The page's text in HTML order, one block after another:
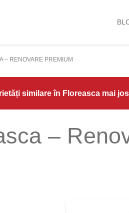
– RENOVARE PREMIUM
similare în Floreasca mai
–